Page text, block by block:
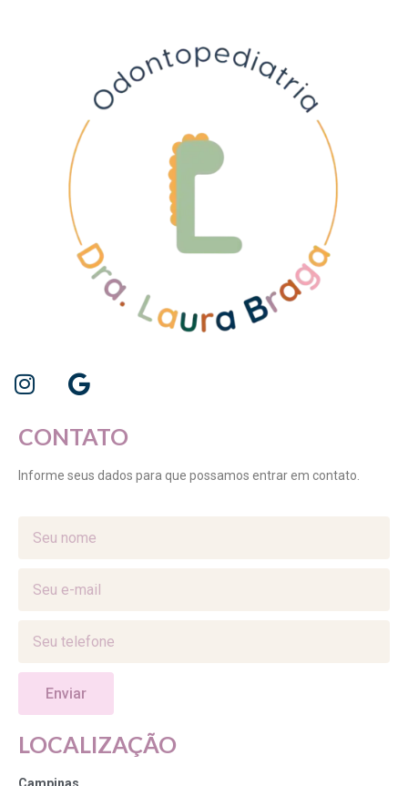
CONTATO
Informe seus dados para que possamos entrar em contato.
Enviar
LOCALIZAÇÃO